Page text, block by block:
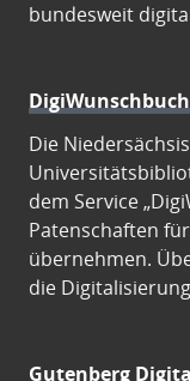
bundesweit
DigiWunschbuch
Die
dem Service
Patenschaften
übernehmen.
die
Gutenberg